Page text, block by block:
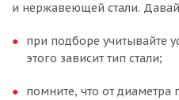
и нержавеющей стали.
при подборе учитывайте
этого зависит тип стали;
помните, что от диаметра